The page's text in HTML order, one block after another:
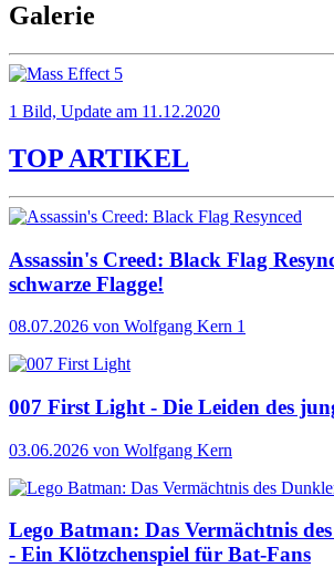
Galerie
1 Bild, Update am 11.12.2020
TOP ARTIKEL
Assassin's Creed: Black Flag
schwarze Flagge!
08.07.2026 von Wolfgang Kern 1
007 First Light - Die Leiden des
03.06.2026 von Wolfgang Kern
Lego Batman: Das Vermächtnis
- Ein Klötzchenspiel für Bat-Fans